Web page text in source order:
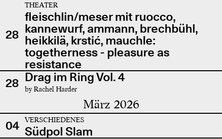
28
THEATER
fleischlin/meser mit ruocco,
kannewurf, ammann, brechbühl,
heikkilä, krstić, mauchle:
togetherness - pleasure as
resistance
28 Drag im Ring Vol. 4
by Rachel Harder
März 2026
04 VERSCHIEDENES
Südpol Slam